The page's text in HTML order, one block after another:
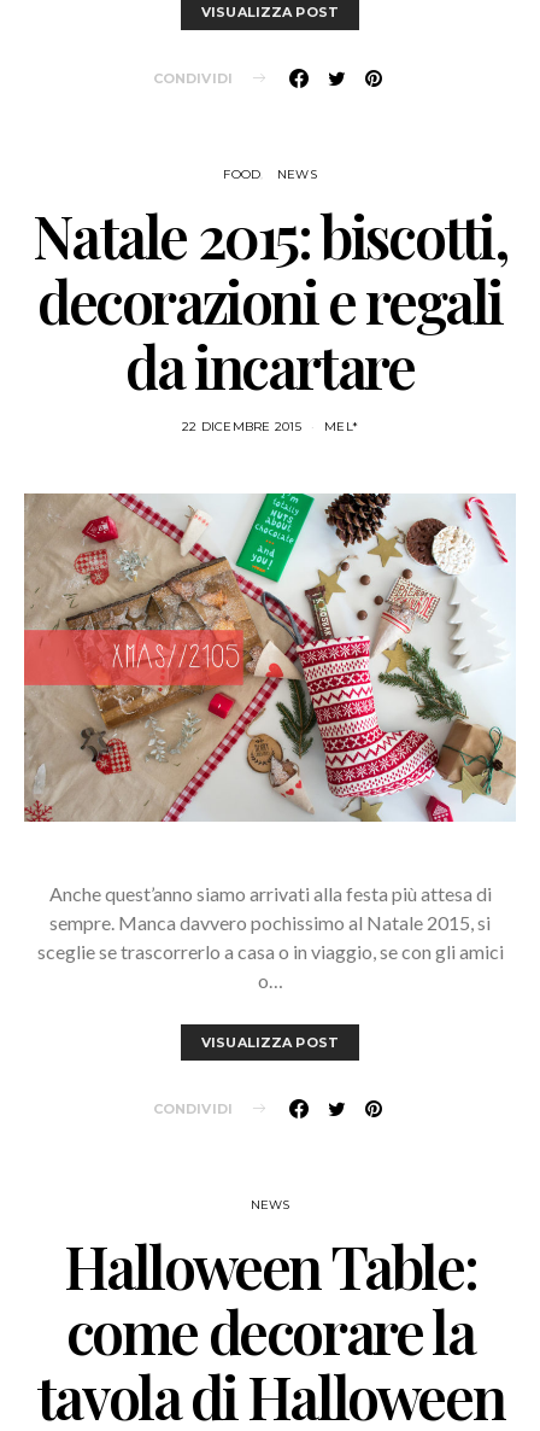
VISUALIZZA POST
CONDIVIDI
FOOD NEWS
Natale 2015: biscotti,
decorazioni e regali
da incartare
22 DICEMBRE 2015 MEL*
Anche quest’anno siamo arrivati alla festa più attesa di
sempre. Manca davvero pochissimo al Natale 2015, si
sceglie se trascorrerlo a casa o in viaggio, se con gli amici
o…
VISUALIZZA POST
CONDIVIDI
NEWS
Halloween Table:
come decorare la
tavola di Halloween